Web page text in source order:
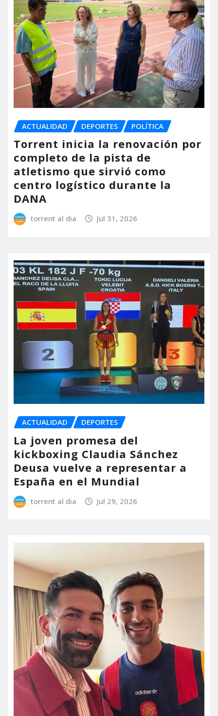
ACTUALIDAD DEPORTES POLÍTICA
Torrent inicia la renovación por
completo de la pista de
atletismo que sirvió como
centro logístico durante la
DANA
torrent al dia Jul 31, 2026
ACTUALIDAD DEPORTES
La joven promesa del
kickboxing Claudia Sánchez
Deusa vuelve a representar a
España en el Mundial
torrent al dia Jul 29, 2026